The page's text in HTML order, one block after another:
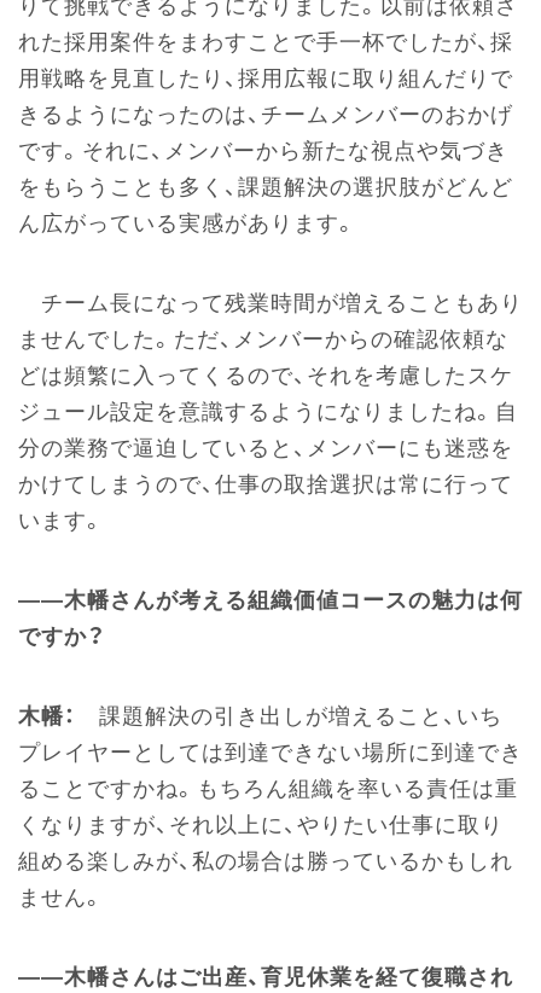
りて挑戦できるようになりました。以前は依頼さ
れた採用案件をまわすことで手一杯でしたが、採
用戦略を見直したり、採用広報に取り組んだりで
きるようになったのは、チームメンバーのおかげ
です。それに、メンバーから新たな視点や気づき
をもらうことも多く、課題解決の選択肢がどんど
ん広がっている実感があります。
チーム長になって残業時間が増えることもあり
ませんでした。ただ、メンバーからの確認依頼な
どは頻繁に入ってくるので、それを考慮したスケ
ジュール設定を意識するようになりましたね。自
分の業務で逼迫していると、メンバーにも迷惑を
かけてしまうので、仕事の取捨選択は常に行って
います。
――木幡さんが考える組織価値コースの魅力は何
ですか？
木幡：
課題解決の引き出しが増えること、いち
プレイヤーとしては到達できない場所に到達でき
ることですかね。もちろん組織を率いる責任は重
くなりますが、それ以上に、やりたい仕事に取り
組める楽しみが、私の場合は勝っているかもしれ
ません。
――木幡さんはご出産、育児休業を経て復職され